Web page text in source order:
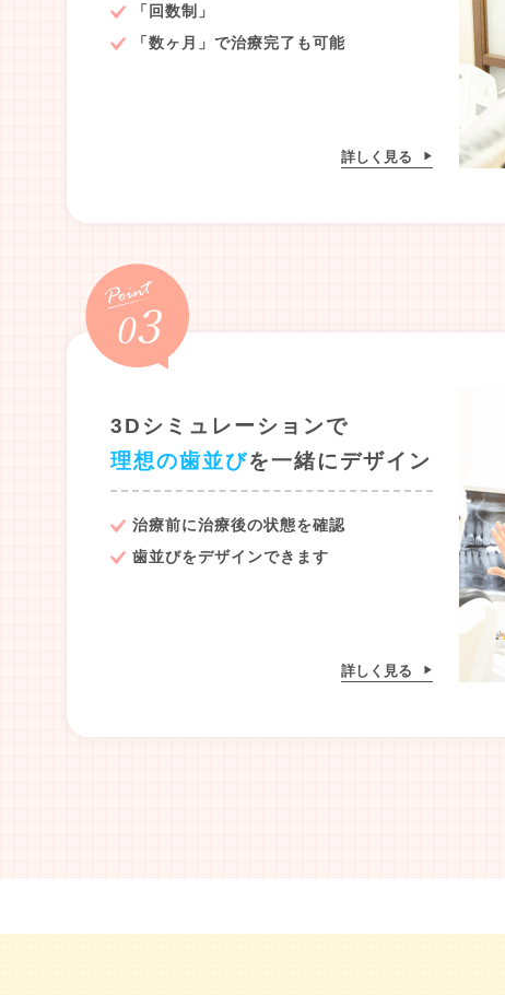
「回数制」
「数ヶ月」で治療完了も可能
詳しく見る
3Dシミュレーションで
理想の歯並びを一緒にデザイン
治療前に治療後の状態を確認
歯並びをデザインできます
詳しく見る